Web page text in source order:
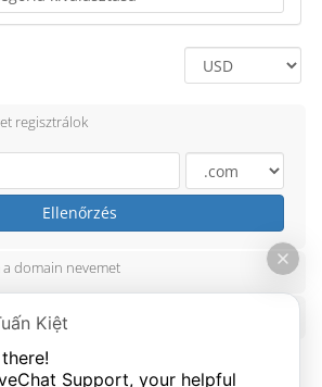
regisztrálok
Ellenőrzés
domain nevemet
nevem, azt használom
Kiệt
Support, your helpful